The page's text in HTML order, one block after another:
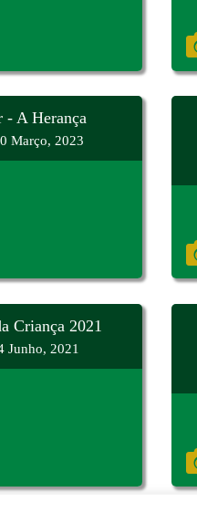
- A Herança
Março, 2023
Criança 2021
Junho, 2021